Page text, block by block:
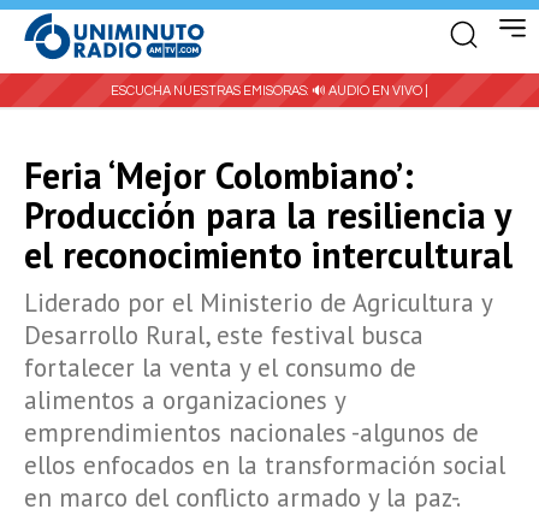
ESCUCHA NUESTRAS EMISORAS: 🔊 AUDIO EN VIVO |
Feria ‘Mejor Colombiano’:
Producción para la resiliencia y
el reconocimiento intercultural
Liderado por el Ministerio de Agricultura y
Desarrollo Rural, este festival busca
fortalecer la venta y el consumo de
alimentos a organizaciones y
emprendimientos nacionales -algunos de
ellos enfocados en la transformación social
en marco del conflicto armado y la paz-.